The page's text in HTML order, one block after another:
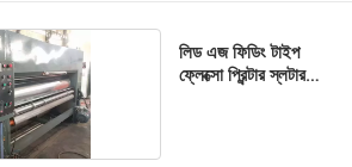
লিড এজ ফিডিং টাইপ
ফ্লেক্সো প্রিন্টার স্লটার